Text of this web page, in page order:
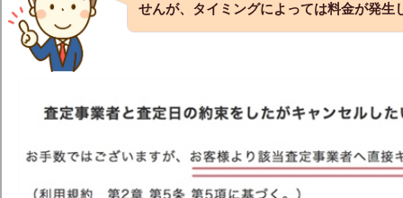
せんが、タイミングによっては料金が発生